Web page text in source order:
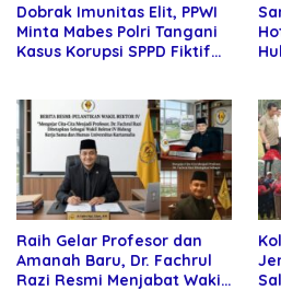
Dobrak Imunitas Elit, PPWI
Minta Mabes Polri Tangani
Kasus Korupsi SPPD Fiktif
Raih Gelar Profesor dan
Amanah Baru, Dr. Fachrul
Razi Resmi Menjabat Wakil